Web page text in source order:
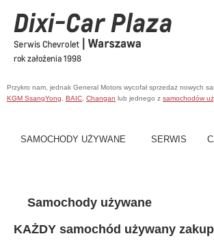
Przykro nam, jednak General Motors wycofał sprzedaż nowych
KGM SsangYong
BAIC Changan lub jednego z samochodów
SAMOCHODY UŻYWANE SERWIS
Samochody używane
KAŻDY samochód używany